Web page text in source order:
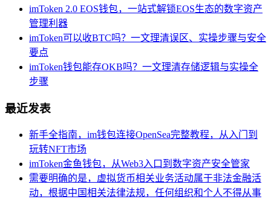
imToken 2.0 EOS钱包，一站式解锁EOS生态的数字资产
管理利器
imToken可以收BTC吗？一文理清误区、实操步骤与安全
要点
imToken钱包能存OKB吗？一文理清存储逻辑与实操全
步骤
最近发表
新手全指南，im钱包连接OpenSea完整教程，从入门到
玩转NFT市场
imToken金鱼钱包，从Web3入口到数字资产安全管家
需要明确的是，虚拟货币相关业务活动属于非法金融活
动，根据中国相关法律法规，任何组织和个人不得从事